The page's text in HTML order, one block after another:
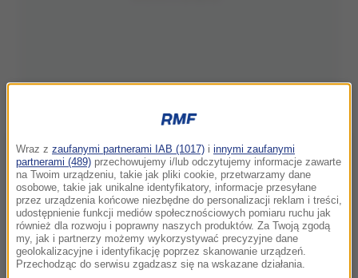
Wraz z zaufanymi partnerami IAB (1017) i innymi zaufanymi
partnerami (489) przechowujemy i/lub odczytujemy informacje zawarte
na Twoim urządzeniu, takie jak pliki cookie, przetwarzamy dane
osobowe, takie jak unikalne identyfikatory, informacje przesyłane
przez urządzenia końcowe niezbędne do personalizacji reklam i treści,
udostępnienie funkcji mediów społecznościowych pomiaru ruchu jak
również dla rozwoju i poprawny naszych produktów. Za Twoją zgodą
my, jak i partnerzy możemy wykorzystywać precyzyjne dane
geolokalizacyjne i identyfikację poprzez skanowanie urządzeń.
Przechodząc do serwisu zgadzasz się na wskazane działania.